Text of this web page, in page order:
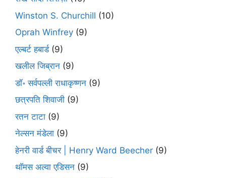
Winston S. Churchill (10)
Oprah Winfrey (9)
एल्बर्ट हबार्ड(9)
खलील जिब्रान (9)
डॉ॰ सर्वपल्ली राधाकृष्णन (9)
छत्रपति शिवाजी (9)
रतन टाटा (9)
नेल्सन मंडेला (9)
हेनरी वार्ड बीचर | Henry Ward Beecher (9)
थॉमस अल्वा एडिसन (9)